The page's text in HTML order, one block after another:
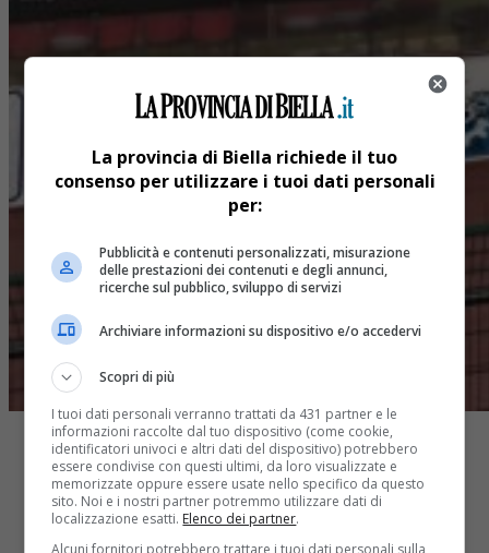
Share
La provincia di Biella richiede il tuo
consenso per utilizzare i tuoi dati personali
per:
Pubblicità e contenuti personalizzati, misurazione
delle prestazioni dei contenuti e degli annunci,
ricerche sul pubblico, sviluppo di servizi
Archiviare informazioni su dispositivo e/o accedervi
Scopri di più
I tuoi dati personali verranno trattati da 431 partner e le
informazioni raccolte dal tuo dispositivo (come cookie,
identificatori univoci e altri dati del dispositivo) potrebbero
essere condivise con questi ultimi, da loro visualizzate e
memorizzate oppure essere usate nello specifico da questo
sito. Noi e i nostri partner potremmo utilizzare dati di
localizzazione esatti. Elenco dei partner.
Alcuni fornitori potrebbero trattare i tuoi dati personali sulla